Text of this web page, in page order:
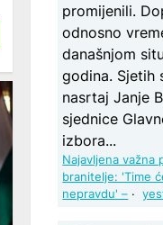
promijenili.
odnosno
današnjom
godina. Sjetih
nasrtaj Janje
sjednice
izbora...
Najavljena važna
branitelje: 'Time
nepravdu' – ·